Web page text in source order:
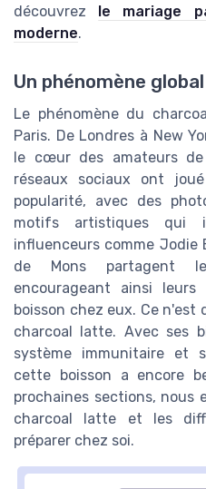
découvrez
le mariage
moderne.
Un phénomène global
Le phénomène du
Paris. De Londres à New
le cœur des amateurs
réseaux sociaux ont
popularité, avec des
motifs artistiques qui
influenceurs comme Jodie
de Mons partagent
encourageant ainsi
boisson chez eux. Ce
charcoal latte. Avec ses
système immunitaire et
cette boisson a encore
prochaines sections, nous
charcoal latte et les
préparer chez soi.